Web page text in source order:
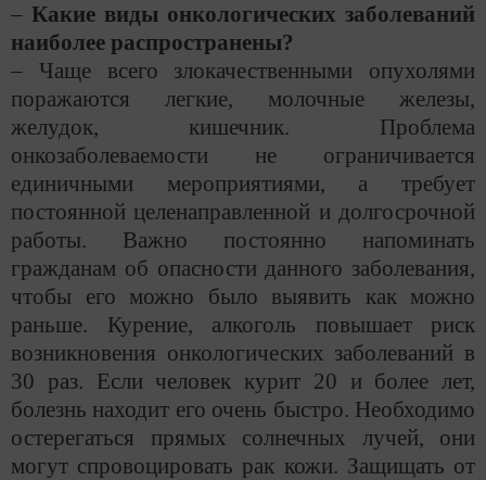
– Какие виды онкологических заболеваний
наиболее распространены?
– Чаще всего злокачественными опухолями
поражаются легкие, молочные железы,
желудок, кишечник. Проблема
онкозаболеваемости не ограничивается
единичными мероприятиями, а требует
постоянной целенаправленной и долгосрочной
работы. Важно постоянно напоминать
гражданам об опасности данного заболевания,
чтобы его можно было выявить как можно
раньше. Курение, алкоголь повышает риск
возникновения онкологических заболеваний в
30 раз. Если человек курит 20 и более лет,
болезнь находит его очень быстро. Необходимо
остерегаться прямых солнечных лучей, они
могут спровоцировать рак кожи. Защищать от